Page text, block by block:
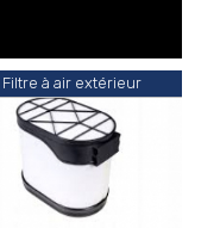
Filtre à air extérieur